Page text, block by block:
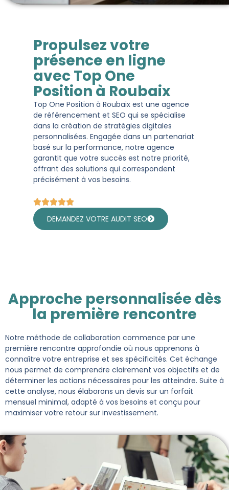
Propulsez votre
présence en ligne
avec Top One
Position à Roubaix
Top One Position à Roubaix est une agence
de référencement et SEO qui se spécialise
dans la création de stratégies digitales
personnalisées. Engagée dans un partenariat
basé sur la performance, notre agence
garantit que votre succès est notre priorité,
offrant des solutions qui correspondent
précisément à vos besoins.
DEMANDEZ VOTRE AUDIT SEO
Approche personnalisée dès
la première rencontre
Notre méthode de collaboration commence par une
première rencontre approfondie où nous apprenons à
connaître votre entreprise et ses spécificités. Cet échange
nous permet de comprendre clairement vos objectifs et de
déterminer les actions nécessaires pour les atteindre. Suite à
cette analyse, nous élaborons un devis sur un forfait
mensuel minimal, adapté à vos besoins et conçu pour
maximiser votre retour sur investissement.